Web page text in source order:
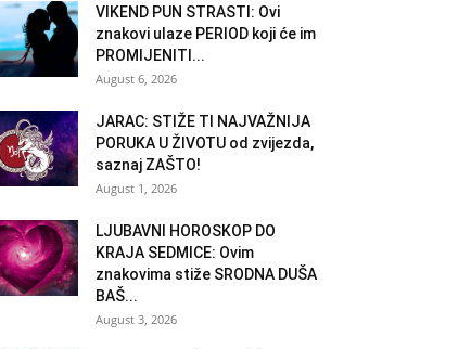
VIKEND PUN STRASTI: Ovi
znakovi ulaze PERIOD koji će im
PROMIJENITI...
August 6, 2026
JARAC: STIŽE TI NAJVAŽNIJA
PORUKA U ŽIVOTU od zvijezda,
saznaj ZAŠTO!
August 1, 2026
LJUBAVNI HOROSKOP DO
KRAJA SEDMICE: Ovim
znakovima stiže SRODNA DUŠA
BAŠ...
August 3, 2026